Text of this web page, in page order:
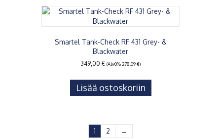
Smartel Tank-Check RF 431 Grey- &
Blackwater
349,00 € (Alv0% 278,09€)
Lisää ostoskoriin
1 2 →